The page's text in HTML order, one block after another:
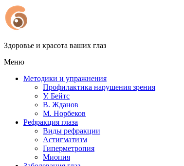
Здоровье и красота ваших глаз
Меню
Методики и упражнения
Профилактика нарушения зрения
У. Бейтс
В. Жданов
М. Норбеков
Рефракция глаза
Виды рефракции
Астигматизм
Гиперметропия
Миопия